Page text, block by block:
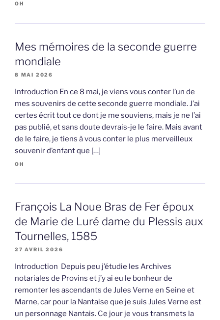
OH
Mes mémoires de la seconde guerre
mondiale
8 MAI 2026
Introduction En ce 8 mai, je viens vous conter l’un de
mes souvenirs de cette seconde guerre mondiale. J’ai
certes écrit tout ce dont je me souviens, mais je ne l’ai
pas publié, et sans doute devrais-je le faire. Mais avant
de le faire, je tiens à vous conter le plus merveilleux
souvenir d’enfant que […]
OH
François La Noue Bras de Fer époux
de Marie de Luré dame du Plessis aux
Tournelles, 1585
27 AVRIL 2026
Introduction Depuis peu j’étudie les Archives
notariales de Provins et j’y ai eu le bonheur de
remonter les ascendants de Jules Verne en Seine et
Marne, car pour la Nantaise que je suis Jules Verne est
un personnage Nantais. Ce jour je vous transmets la